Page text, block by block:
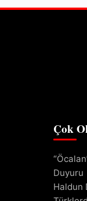
Çok
Duyuru
Haldun